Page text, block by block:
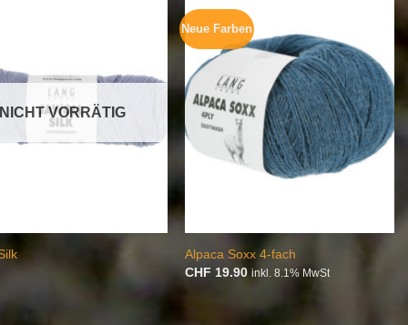
NICHT VORRÄTIG
Neue Farben
Wunschliste
Alpaca Soxx 4-fach
CHF 19.90 inkl. 8.1% MwSt